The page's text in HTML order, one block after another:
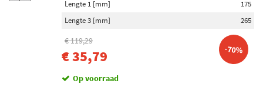
Lengte 1 [mm]
175
Lengte 3 [mm]
265
€ 119,29
€ 35,79 -70%
Op voorraad